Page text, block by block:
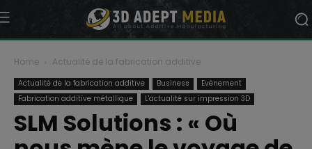
Home Actualité de la fabrication additive
Actualité de la fabrication additive Business
Evénement
Fabrication additive métallique
L'actualité sur impression 3D
SLM Solutions : « Où